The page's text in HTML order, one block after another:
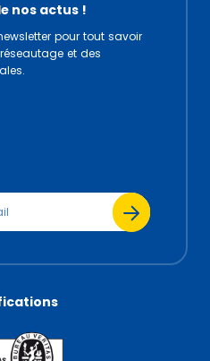
nos actus !
pour tout savoir
et des